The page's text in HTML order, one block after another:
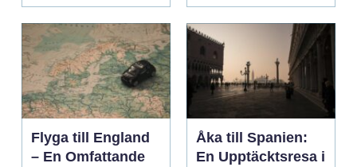
Flyga till England
– En Omfattande
Åka till Spanien:
En Upptäcktsresa i